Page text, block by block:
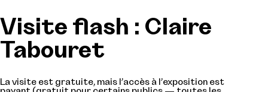
Visite flash : Claire
Tabouret
La visite est gratuite, mais l’accès à l’exposition est